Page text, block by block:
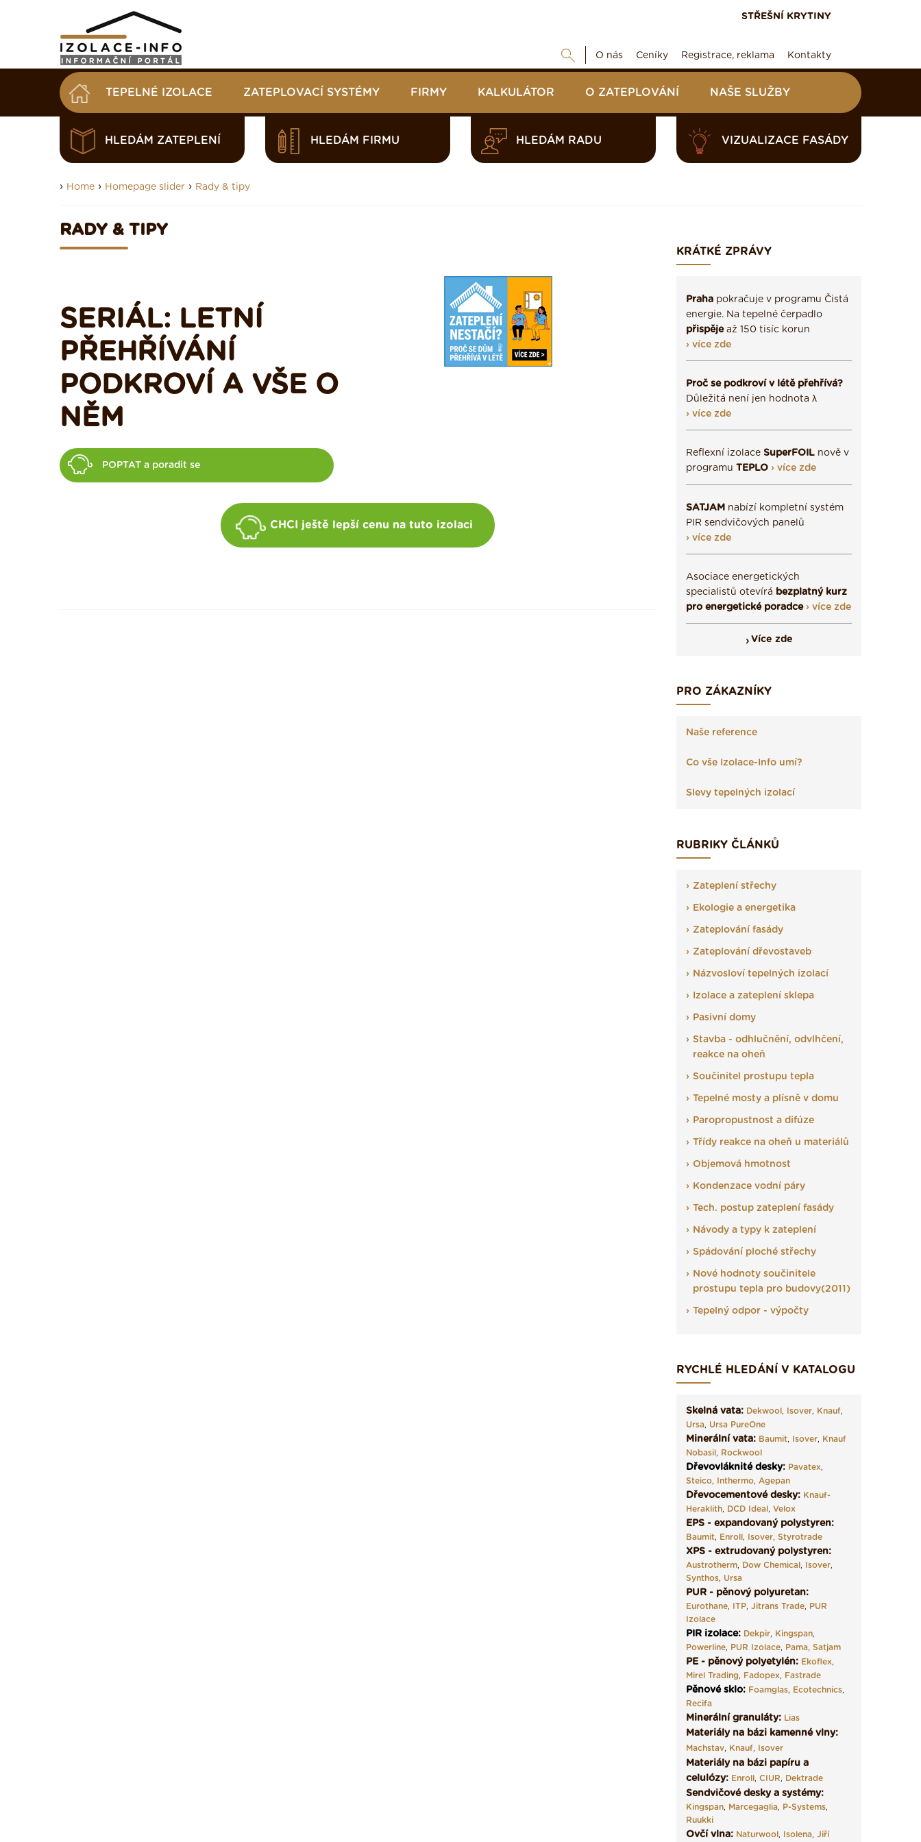
STŘEŠNÍ KRYTINY
O nás Ceníky Registrace, reklama Kontakty
TEPELNÉ IZOLACE ZATEPLOVACÍ SYSTÉMY FIRMY KALKULÁTOR O ZATEPLOVÁNÍ NAŠE SLUŽBY
HLEDÁM ZATEPLENÍ HLEDÁM FIRMU HLEDÁM RADU VIZUALIZACE FASÁDY
› Home › Homepage slider › Rady & tipy
RADY & TIPY
SERIÁL: LETNÍ
PŘEHŘÍVÁNÍ
PODKROVÍ A VŠE O
NĚM
POPTAT a poradit se
CHCI ještě lepší cenu na tuto izolaci
KRÁTKÉ ZPRÁVY
Praha pokračuje v programu Čistá
energie. Na tepelné čerpadlo
přispějeaž 150 tisíc korun
› více zde
Proč se podkroví v létě přehřívá?
Důležitá není jen hodnota λ
› více zde
Reflexní izolace SuperFOIL nově v
programu TEPLO › více zde
SATJAM nabízí kompletní systém
PIR sendvičových panelů
› více zde
Asociace energetických
specialistů otevírá bezplatný kurz
pro energetické poradce › více zde
Více zde
PRO ZÁKAZNÍKY
Naše reference
Co vše Izolace-Info umí?
Slevy tepelných izolací
RUBRIKY ČLÁNKŮ
Zateplení střechy
Ekologie a energetika
Zateplování fasády
Zateplování dřevostaveb
Názvosloví tepelných izolací
Izolace a zateplení sklepa
Pasivní domy
Stavba - odhlučnění, odvlhčení,
reakce na oheň
Součinitel prostupu tepla
Tepelné mosty a plísně v domu
Paropropustnost a difúze
Třídy reakce na oheň u materiálů
Objemová hmotnost
Kondenzace vodní páry
Tech. postup zateplení fasády
Návody a typy k zateplení
Spádování ploché střechy
Nové hodnoty součinitele
prostupu tepla pro budovy(2011)
Tepelný odpor - výpočty
RYCHLÉ HLEDÁNÍ V KATALOGU
Skelná vata: Dekwool, Isover, Knauf,
Ursa, Ursa PureOne
Minerální vata: Baumit, Isover, Knauf
Nobasil, Rockwool
Dřevovláknité desky: Pavatex,
Steico, Inthermo, Agepan
Dřevocementové desky: Knauf-
Heraklith, DCD Ideal, Velox
EPS - expandovaný polystyren:
Baumit, Enroll, Isover, Styrotrade
XPS - extrudovaný polystyren:
Austrotherm, Dow Chemical, Isover,
Synthos, Ursa
PUR - pěnový polyuretan:
Eurothane, ITP, Jitrans Trade, PUR
Izolace
PIR izolace: Dekpir, Kingspan,
Powerline, PUR Izolace, Pama, Satjam
PE - pěnový polyetylén: Ekoflex,
Mirel Trading, Fadopex, Fastrade
Pěnové sklo: Foamglas, Ecotechnics,
Recifa
Minerální granuláty: Lias
Materiály na bázi kamenné vlny:
Machstav, Knauf, Isover
Materiály na bázi papíru a
celulózy: Enroll, CIUR, Dektrade
Sendvičové desky a systémy:
Kingspan, Marcegaglia, P-Systems,
Ruukki
Ovčí vlna: Naturwool, Isolena, Jiří